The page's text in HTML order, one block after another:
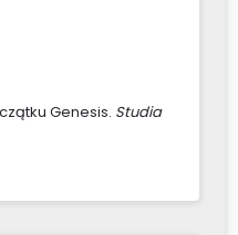
Genesis. Studia